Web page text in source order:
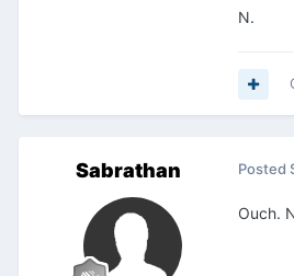
Ν.
Sabrathan Posted
Ouch.